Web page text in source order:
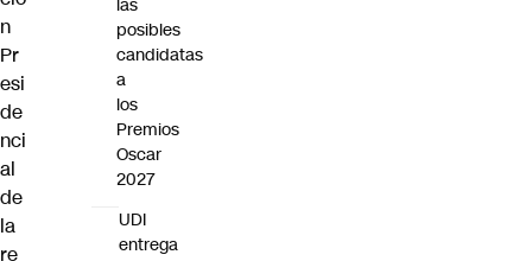
n
Pr
esi
de
nci
al
de
la
re
las
posibles
candidatas
a
los
Premios
Oscar
2027
UDI
entrega